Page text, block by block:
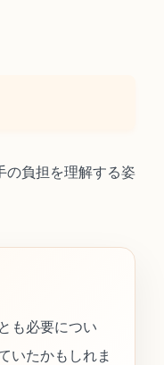
の負担を理解する姿
も必要につい
いたかもしれま